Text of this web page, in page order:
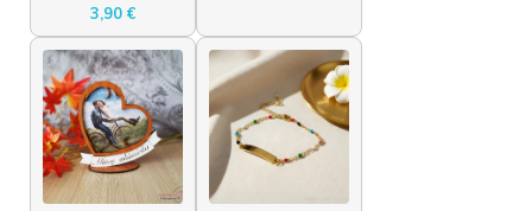
3,90 €